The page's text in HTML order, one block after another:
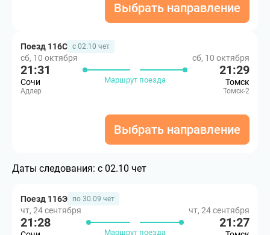
Выбрать направление
Поезд 116С с 02.10 чет
сб, 10 октября
21:31
Сочи
Адлер
Маршрут поезда
сб, 10 октября
21:29
Томск
Томск-2
Выбрать направление
Даты следования: с 02.10 чет
Поезд 116Э по 30.09 чет
чт, 24 сентября
21:28
Маршрут поезда
чт, 24 сентября
21:27